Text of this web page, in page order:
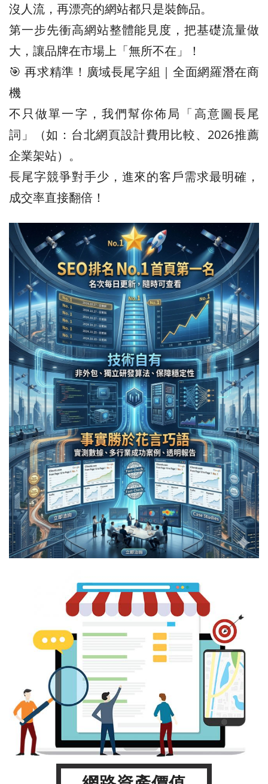
沒人流，再漂亮的網站都只是裝飾品。
第一步先衝高網站整體能見度，把基礎流量做
大，讓品牌在市場上「無所不在」！
🎯 再求精準！廣域長尾字組｜全面網羅潛在商
機
不只做單一字，我們幫你佈局「高意圖長尾
詞」（如：台北網頁設計費用比較、2026推薦
企業架站）。
長尾字競爭對手少，進來的客戶需求最明確，
成交率直接翻倍！